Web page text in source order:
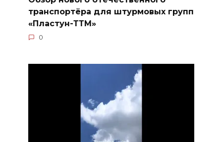
транспортёра для штурмовых групп
«Пластун-ТТМ»
0